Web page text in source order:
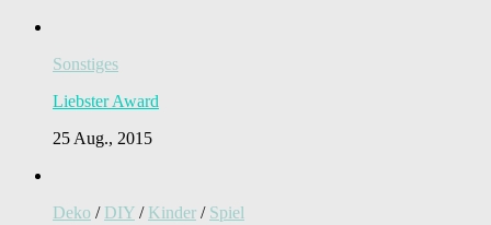
Sonstiges
Liebster Award
25 Aug., 2015
Deko / DIY / Kinder / Spiel